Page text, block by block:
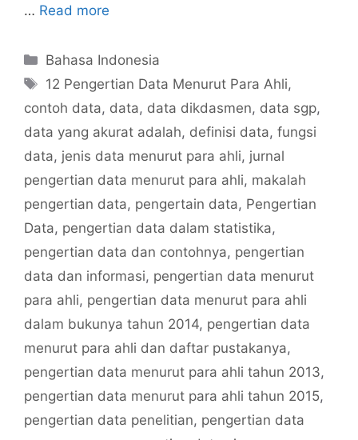
… Read more
Categories
Bahasa Indonesia
Tags
12 Pengertian Data Menurut Para Ahli,
contoh data, data, data dikdasmen, data sgp,
data yang akurat adalah, definisi data, fungsi
data, jenis data menurut para ahli, jurnal
pengertian data menurut para ahli, makalah
pengertian data, pengertain data, Pengertian
Data, pengertian data dalam statistika,
pengertian data dan contohnya, pengertian
data dan informasi, pengertian data menurut
para ahli, pengertian data menurut para ahli
dalam bukunya tahun 2014, pengertian data
menurut para ahli dan daftar pustakanya,
pengertian data menurut para ahli tahun 2013,
pengertian data menurut para ahli tahun 2015,
pengertian data penelitian, pengertian data